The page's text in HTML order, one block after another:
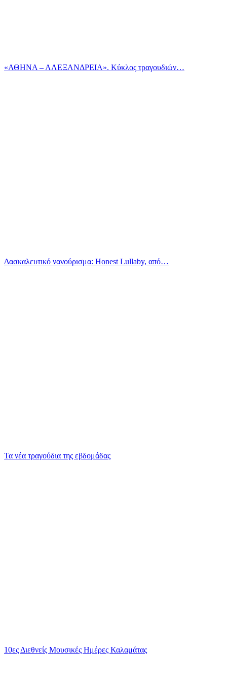
«ΑΘΗΝΑ – ΑΛΕΞΑΝΔΡΕΙΑ». Κύκλος τραγουδιών…
Δασκαλευτικό νανούρισμα: Honest Lullaby, από…
Τα νέα τραγούδια της εβδομάδας
10ες Διεθνείς Μουσικές Ημέρες Καλαμάτας